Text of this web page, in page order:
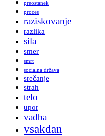
preostanek
proces
raziskovanje
razlika
sila
smer
smrt
socialna država
srečanje
strah
telo
upor
vadba
vsakdan